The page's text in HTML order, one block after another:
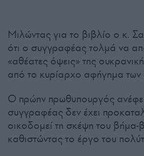
Μιλώντας για το βιβλίο ο κ.
ότι ο συγγραφέας τολμά να
«αθέατες όψεις» της
από το κυρίαρχο αφήγημα
Ο πρώην πρωθυπουργός
συγγραφέας δεν έχει
οικοδομεί τη σκέψη του βήμα-
καθιστώντας το έργο του